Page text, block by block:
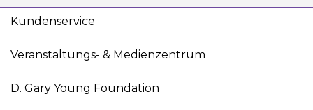
Kundenservice
Veranstaltungs- & Medienzentrum
D. Gary Young Foundation